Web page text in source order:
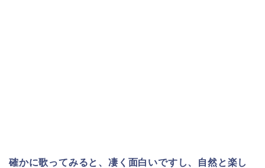
確かに歌ってみると、凄く面白いですし、自然と楽し